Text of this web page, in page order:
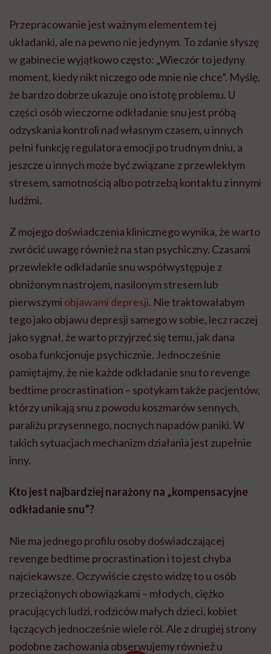
Przepracowanie jest ważnym elementem tej
układanki, ale na pewno nie jedynym. To zdanie słyszę
w gabinecie wyjątkowo często: „Wieczór to jedyny
moment, kiedy nikt niczego ode mnie nie chce”. Myślę,
że bardzo dobrze ukazuje ono istotę problemu. U
części osób wieczorne odkładanie snu jest próbą
odzyskania kontroli nad własnym czasem, u innych
pełni funkcję regulatora emocji po trudnym dniu, a
jeszcze u innych może być związane z przewlekłym
stresem, samotnością albo potrzebą kontaktu z innymi
ludźmi.
Z mojego doświadczenia klinicznego wynika, że warto
zwrócić uwagę również na stan psychiczny. Czasami
przewlekłe odkładanie snu współwystępuje z
obniżonym nastrojem, nasilonym stresem lub
pierwszymi objawami depresji. Nie traktowałabym
tego jako objawu depresji samego w sobie, lecz raczej
jako sygnał, że warto przyjrzeć się temu, jak dana
osoba funkcjonuje psychicznie. Jednocześnie
pamiętajmy, że nie każde odkładanie snu to revenge
bedtime procrastination – spotykam także pacjentów,
którzy unikają snu z powodu koszmarów sennych,
paraliżu przysennego, nocnych napadów paniki. W
takich sytuacjach mechanizm działania jest zupełnie
inny.
Kto jest najbardziej narażony na „kompensacyjne
odkładanie snu”?
Nie ma jednego profilu osoby doświadczającej
revenge bedtime procrastination i to jest chyba
najciekawsze. Oczywiście często widzę to u osób
przeciążonych obowiązkami – młodych, ciężko
pracujących ludzi, rodziców małych dzieci, kobiet
łączących jednocześnie wiele ról. Ale z drugiej strony
podobne zachowania obserwujemy również u